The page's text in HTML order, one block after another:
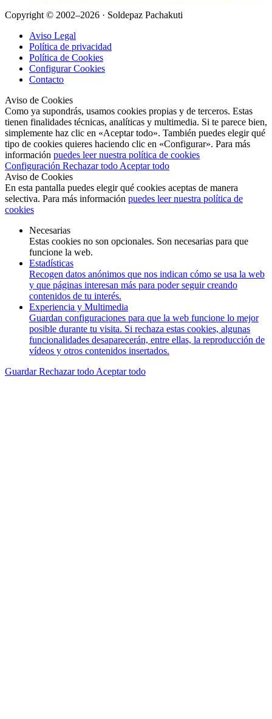
Copyright © 2002–2026 · Soldepaz Pachakuti
Aviso Legal
Política de privacidad
Política de Cookies
Configurar Cookies
Contacto
Aviso de Cookies
Como ya supondrás, usamos cookies propias y de terceros. Estas
tienen finalidades técnicas, analíticas y multimedia. Si te parece bien,
simplemente haz clic en «Aceptar todo». También puedes elegir qué
tipo de cookies quieres haciendo clic en «Configurar». Para más
información puedes leer nuestra política de cookies
Configuración Rechazar todo Aceptar todo
Aviso de Cookies
En esta pantalla puedes elegir qué cookies aceptas de manera
selectiva. Para más información puedes leer nuestra política de
cookies
Necesarias
Estas cookies no son opcionales. Son necesarias para que
funcione la web.
Estadísticas
Recogen datos anónimos que nos indican cómo se usa la web
y que páginas interesan más para poder seguir creando
contenidos de tu interés.
Experiencia y Multimedia
Guardan configuraciones para que la web funcione lo mejor
posible durante tu visita. Si rechaza estas cookies, algunas
funcionalidades desaparecerán, entre ellas, la reproducción de
vídeos y otros contenidos insertados.
GuardarRechazar todo Aceptar todo